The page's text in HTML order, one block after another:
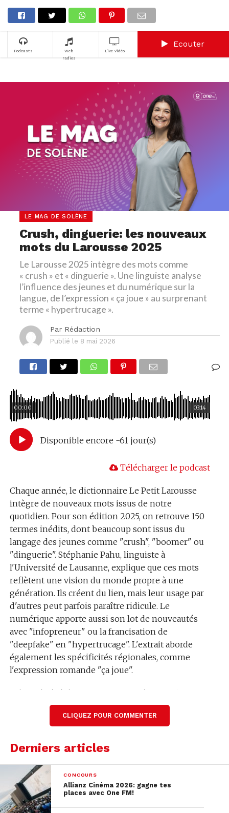
Podcasts
Web
radios
Live vidéo
Ecouter
LE MAG DE SOLÈNE
Crush, dinguerie: les nouveaux
mots du Larousse 2025
Le Larousse 2025 intègre des mots comme
« crush » et « dinguerie ». Une linguiste analyse
l’influence des jeunes et du numérique sur la
langue, de l’expression « ça joue » au surprenant
terme « hypertrucage ».
Par Rédaction
Publié le 8 mai 2026
03:14
00:00
Disponible encore -61 jour(s)
Télécharger le podcast
Chaque année, le dictionnaire Le Petit Larousse
intègre de nouveaux mots issus de notre
quotidien. Pour son édition 2025, on retrouve 150
termes inédits, dont beaucoup sont issus du
langage des jeunes comme "crush", "boomer" ou
"dinguerie". Stéphanie Pahu, linguiste à
l'Université de Lausanne, explique que ces mots
reflètent une vision du monde propre à une
génération. Ils créent du lien, mais leur usage par
d'autres peut parfois paraître ridicule. Le
numérique apporte aussi son lot de nouveautés
avec "infopreneur" ou la francisation de
"deepfake" en "hypertrucage". L'extrait aborde
également les spécificités régionales, comme
l'expression romande "ça joue".
Résumé généré automatiquement à partir du
contenu audio de l’émission.
Lire la transcription complète
CLIQUEZ POUR COMMENTER
Derniers articles
CONCOURS
Allianz Cinéma 2026: gagne tes
places avec One FM!